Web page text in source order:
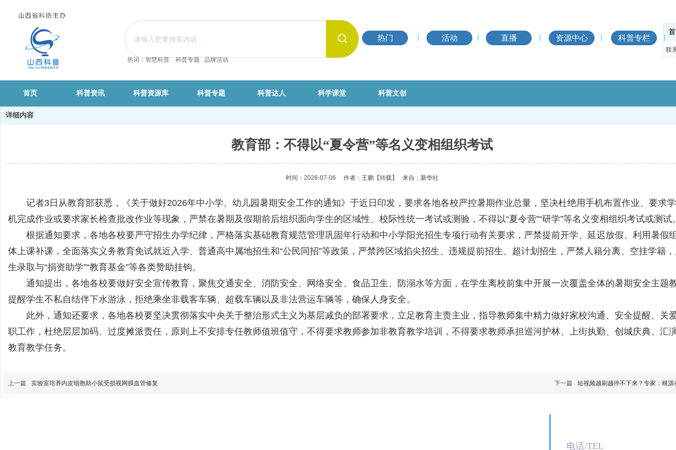
联
热词：智慧科普 科普专题 品牌活动
热门 活动 直播 资源中心 科普专栏
首页 科普资讯 科普资源库 科普专题 科普达人 科学课堂 科普文创
详细内容
教育部：不得以“夏令营”等名义变相组织考试
时间：2026-07-06 作者：王鹏 【转载】 来自： 新华社
记者3日从教育部获悉，《关于做好2026年中小学、幼儿园暑期安全工作的通知》于近日印发，要求各地各校严控暑期作业总量，坚决杜绝用手机布置作业、要求
机完成作业或要求家长检查批改作业等现象，严禁在暑期及假期前后组织面向学生的区域性、校际性统一考试或测验，不得以“夏令营”“研学”等名义变相组织考试或测试
根据通知要求，各地各校要严守招生办学纪律，严格落实基础教育规范管理巩固年行动和中小学阳光招生专项行动有关要求，严禁提前开学、延迟放假、利用暑假
体上课补课，全面落实义务教育免试就近入学、普通高中属地招生和“公民同招”等政策，严禁跨区域掐尖招生、违规提前招生、超计划招生，严禁人籍分离、空挂学籍
生录取与“捐资助学”“教育基金”等各类赞助挂钩。
通知提出，各地各校要做好安全宣传教育，聚焦交通安全、消防安全、网络安全、食品卫生、防溺水等方面，在学生离校前集中开展一次覆盖全体的暑期安全主题
提醒学生不私自结伴下水游泳，拒绝乘坐非载客车辆、超载车辆以及非法营运车辆等，确保人身安全。
此外，通知还要求，各地各校要坚决贯彻落实中央关于整治形式主义为基层减负的部署要求，立足教育主责主业，指导教师集中精力做好家校沟通、安全提醒、关
职工作，杜绝层层加码、过度摊派责任，原则上不安排专任教师值班值守，不得要求教师参加非教育教学培训，不得要求教师承担巡河护林、上街执勤、创城庆典、汇
教育教学任务。
上一篇 实验室培养内皮细胞助小鼠受损视网膜血管修复 下一篇 短视频越刷越停不下来？专家：根源
电话/TEL